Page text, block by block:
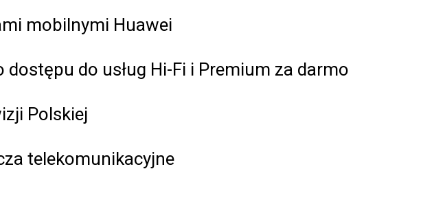
mobilnymi Huawei
do usług Hi-Fi i Premium za darmo
Polskiej
telekomunikacyjne